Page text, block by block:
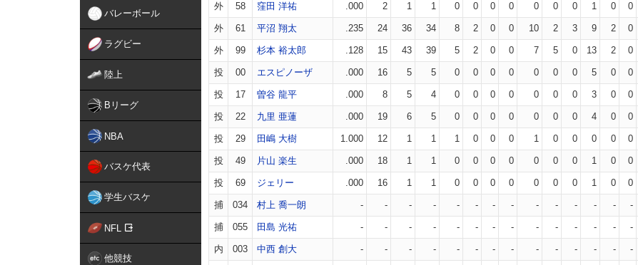
バレーボール
ラグビー
陸上
Bリーグ
NBA
バスケ代表
学生バスケ
NFL
他競技
外 58 窪田 洋祐 .000 2 1 1 0 0 0 0 0 0 0 1 0 0
外 61 平沼 翔太 .235 24 36 34 8 2 0 0 10 2 3 9 2 0
外 99 杉本 裕太郎 .128 15 43 39 5 2 0 0 7 5 0 13 2 0
投 00 エスピノーザ .000 16 5 5 0 0 0 0 0 0 0 5 0 0
投 17 曽谷 龍平 .000 8 5 4 0 0 0 0 0 0 0 3 0 0
投 22 九里 亜蓮 .000 19 6 5 0 0 0 0 0 0 0 4 0 0
投 29 田嶋 大樹 1.000 12 1 1 1 0 0 0 1 0 0 0 0 0
投 49 片山 楽生 .000 18 1 1 0 0 0 0 0 0 0 1 0 0
投 69 ジェリー .000 16 1 1 0 0 0 0 0 0 0 1 0 0
捕 034 村上 喬一朗 - - - - - - - - - - - - - -
捕 055 田島 光祐 - - - - - - - - - - - - - -
内 003 中西 創大 - - - - - - - - - - - - - -